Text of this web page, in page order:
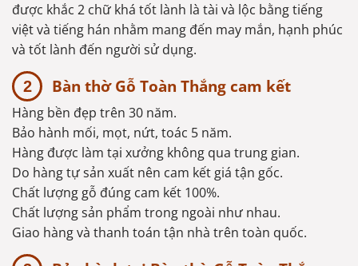
được khắc 2 chữ khá tốt lành là tài và lộc bằng tiếng
việt và tiếng hán nhằm mang đến may mắn, hạnh phúc
và tốt lành đến người sử dụng.
Bàn thờ Gỗ Toàn Thắng cam kết
Hàng bền đẹp trên 30 năm.
Bảo hành mối, mọt, nứt, toác 5 năm.
Hàng được làm tại xưởng không qua trung gian.
Do hàng tự sản xuất nên cam kết giá tận gốc.
Chất lượng gỗ đúng cam kết 100%.
Chất lượng sản phẩm trong ngoài như nhau.
Giao hàng và thanh toán tận nhà trên toàn quốc.